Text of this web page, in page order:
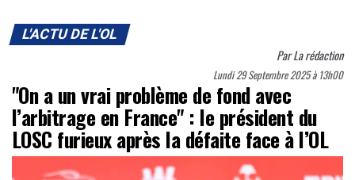
L'ACTU DE L'OL
ParLa rédaction
Lundi 29 Septembre 2025 à 13h00
"On a un vrai problème de fond avec
l’arbitrage en France" : le président du
LOSC furieux après la défaite face à l’OL